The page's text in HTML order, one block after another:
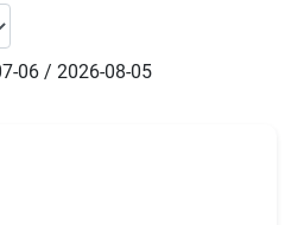
06 / 2026-08-05